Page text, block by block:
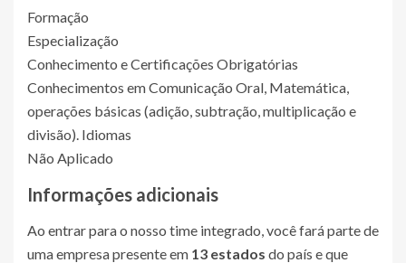
Formação
Especialização
Conhecimento e Certificações Obrigatórias
Conhecimentos em Comunicação Oral, Matemática,
operações básicas (adição, subtração, multiplicação e
divisão). Idiomas
Não Aplicado
Informações adicionais
Ao entrar para o nosso time integrado, você fará parte de
uma empresa presente em 13 estados do país e que